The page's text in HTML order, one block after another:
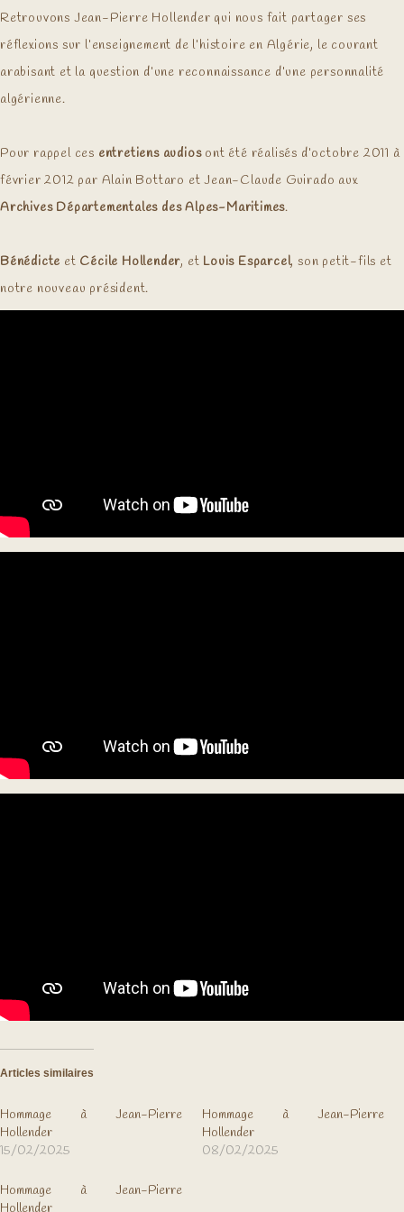
Retrouvons Jean-Pierre Hollender qui nous fait partager ses
réflexions sur l’enseignement de l’histoire en Algérie, le courant
arabisant et la question d’une reconnaissance d’une personnalité
algérienne.
Pour rappel ces entretiens audiosont été réalisés d’octobre 2011 à
février 2012 par Alain Bottaro et Jean-Claude Guirado aux
Archives Départementales des Alpes-Maritimes.
Bénédicte et Cécile Hollender, et Louis Esparcel, son petit-fils et
notre nouveau président.
Articles similaires
Hommage à Jean-Pierre
Hollender
15/02/2025
Hommage à Jean-Pierre
Hollender
08/02/2025
Hommage à Jean-Pierre